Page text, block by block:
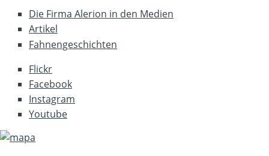
Die Firma Alerion in den Medien
Artikel
Fahnengeschichten
Flickr
Facebook
Instagram
Youtube